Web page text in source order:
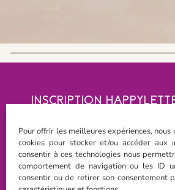
Pour offrir les meilleures expériences,
cookies pour stocker et/ou accéder
consentir à ces technologies nous
comportement de navigation ou les ID
consentir ou de retirer son consentement
INSCRIPTION
Restez connecté(e) au slow
Conseils beauté – Vie heureuse
Nouveautés en avant-première